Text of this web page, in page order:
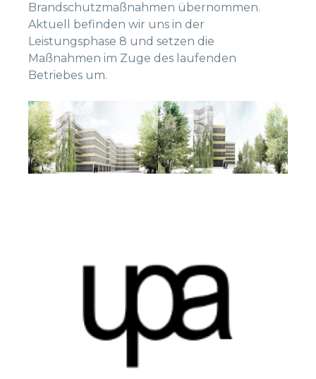
Brandschutzmaßnahmen übernommen.
Aktuell befinden wir uns in der
Leistungsphase 8 und setzen die
Maßnahmen im Zuge des laufenden
Betriebes um.